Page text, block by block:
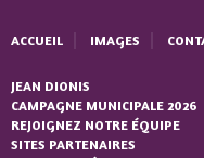
ACCUEIL IMAGES
JEAN DIONIS
CAMPAGNE MUNICIPALE 2026
REJOIGNEZ NOTRE ÉQUIPE
SITES PARTENAIRES